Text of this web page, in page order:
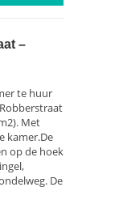
–
te huur
Met
kamer.De
op de hoek
De